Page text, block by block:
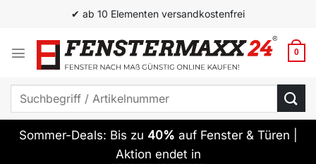
springen
✔ ab 10 Elementen versandkostenfrei
0
Suchen
Sommer-Deals: Bis zu 40% auf Fenster & Türen |
Aktion endet in